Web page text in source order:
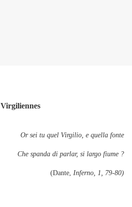
Virgiliennes
Or sei tu quel Virgilio, e quella fonte
Che spanda di parlar, si largo fiume ?
(Dante, Inferno, 1, 79-80)